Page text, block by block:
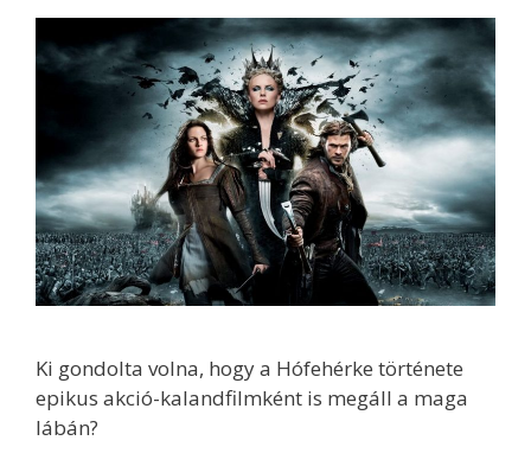
Ki gondolta volna, hogy a Hófehérke története
epikus akció-kalandfilmként is megáll a maga
lábán?